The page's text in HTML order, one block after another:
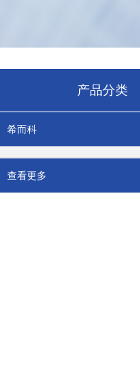
产品分类
希而科
查看更多